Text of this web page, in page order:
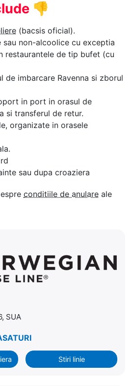
👎
(bacsis oficial).
sau non-alcoolice cu exceptia
restaurantele de tip bufet (cu
de imbarcare Ravenna si zborul
in port in orasul de
si transferul de retur.
organizate in orasele
sau dupa croaziera
conditiile de anulare ale
SUA
Stiri linie